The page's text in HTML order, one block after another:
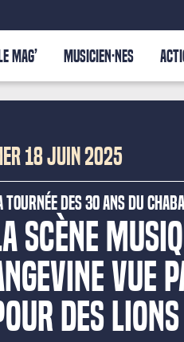
MAG’ MUSICIEN·NES
18 JUIN 2025
tournée des 30 ans du
SCÈNE
VUE
DES